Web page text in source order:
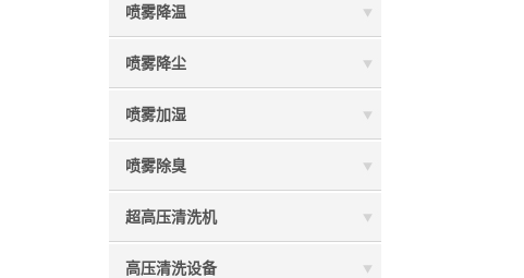
喷雾降温
喷雾降尘
喷雾加湿
喷雾除臭
超高压清洗机
高压清洗设备